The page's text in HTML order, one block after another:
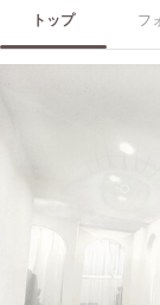
トップ フ